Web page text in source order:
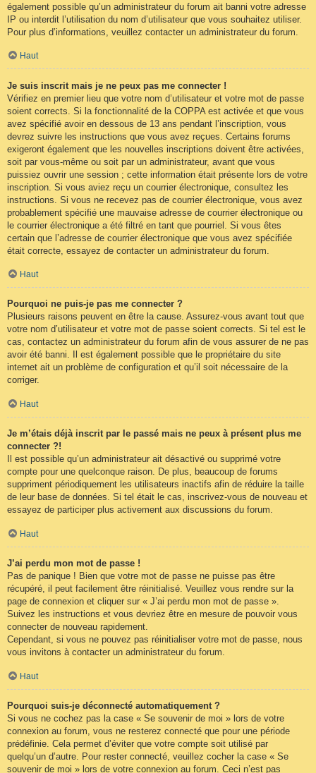
également possible qu’un administrateur du forum ait banni votre adresse
IP ou interdit l’utilisation du nom d’utilisateur que vous souhaitez utiliser.
Pour plus d’informations, veuillez contacter un administrateur du forum.
Haut
Je suis inscrit mais je ne peux pas me connecter !
Vérifiez en premier lieu que votre nom d’utilisateur et votre mot de passe
soient corrects. Si la fonctionnalité de la COPPA est activée et que vous
avez spécifié avoir en dessous de 13 ans pendant l’inscription, vous
devrez suivre les instructions que vous avez reçues. Certains forums
exigeront également que les nouvelles inscriptions doivent être activées,
soit par vous-même ou soit par un administrateur, avant que vous
puissiez ouvrir une session ; cette information était présente lors de votre
inscription. Si vous aviez reçu un courrier électronique, consultez les
instructions. Si vous ne recevez pas de courrier électronique, vous avez
probablement spécifié une mauvaise adresse de courrier électronique ou
le courrier électronique a été filtré en tant que pourriel. Si vous êtes
certain que l’adresse de courrier électronique que vous avez spécifiée
était correcte, essayez de contacter un administrateur du forum.
Haut
Pourquoi ne puis-je pas me connecter ?
Plusieurs raisons peuvent en être la cause. Assurez-vous avant tout que
votre nom d’utilisateur et votre mot de passe soient corrects. Si tel est le
cas, contactez un administrateur du forum afin de vous assurer de ne pas
avoir été banni. Il est également possible que le propriétaire du site
internet ait un problème de configuration et qu’il soit nécessaire de la
corriger.
Haut
Je m’étais déjà inscrit par le passé mais ne peux à présent plus me
connecter ?!
Il est possible qu’un administrateur ait désactivé ou supprimé votre
compte pour une quelconque raison. De plus, beaucoup de forums
suppriment périodiquement les utilisateurs inactifs afin de réduire la taille
de leur base de données. Si tel était le cas, inscrivez-vous de nouveau et
essayez de participer plus activement aux discussions du forum.
Haut
J’ai perdu mon mot de passe !
Pas de panique ! Bien que votre mot de passe ne puisse pas être
récupéré, il peut facilement être réinitialisé. Veuillez vous rendre sur la
page de connexion et cliquer sur « J’ai perdu mon mot de passe ».
Suivez les instructions et vous devriez être en mesure de pouvoir vous
connecter de nouveau rapidement.
Cependant, si vous ne pouvez pas réinitialiser votre mot de passe, nous
vous invitons à contacter un administrateur du forum.
Haut
Pourquoi suis-je déconnecté automatiquement ?
Si vous ne cochez pas la case « Se souvenir de moi » lors de votre
connexion au forum, vous ne resterez connecté que pour une période
prédéfinie. Cela permet d’éviter que votre compte soit utilisé par
quelqu’un d’autre. Pour rester connecté, veuillez cocher la case « Se
souvenir de moi » lors de votre connexion au forum. Ceci n’est pas